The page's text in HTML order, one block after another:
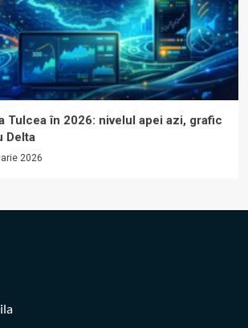
Tulcea în 2026: nivelul apei azi, grafic
Delta
2026